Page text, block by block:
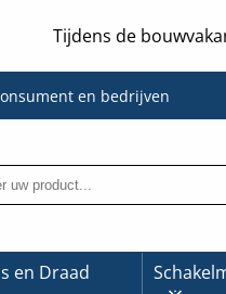
Tijdens de
en bedrijven
en Draad